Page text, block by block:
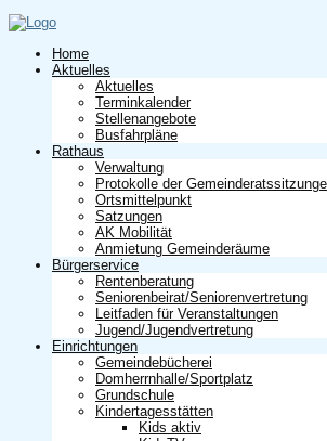
Home
Aktuelles
Aktuelles
Terminkalender
Stellenangebote
Busfahrpläne
Rathaus
Verwaltung
Protokolle der
Ortsmittelpunkt
Satzungen
AK Mobilität
Anmietung Gemeinderäume
Bürgerservice
Rentenberatung
Seniorenbeirat/Seniorenvertretung
Leitfaden für Veranstaltungen
Jugend/Jugendvertretung
Einrichtungen
Gemeindebücherei
Domherrnhalle/Sportplatz
Grundschule
Kindertagesstätten
Kids aktiv